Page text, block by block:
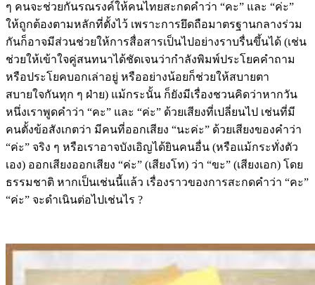
ๆ คนจะช่วยกันรณรงค์ให้คนไทยสะกดคำว่า “คะ” และ “ค่ะ”
ให้ถูกต้องตามหลักที่ตั้งไว้ เพราะการยึดถือมาตรฐานกลางร่วม
กันก็อาจมีส่วนช่วยให้การสื่อสารเป็นไปอย่างราบรื่นขึ้นได้ (เช่น
ช่วยให้เข้าใจคู่สนทนาได้ชัดเจนว่ากำลังพิมพ์ประโยคคำถาม
หรือประโยคบอกเล่าอยู่ หรืออย่างน้อยก็ช่วยให้สบายตา
สบายใจกันทุก ๆ ฝ่าย) แม้กระนั้น ก็ยังมีเรื่องชวนคิดว่าหากวัน
หนึ่งเราพูดคำว่า “คะ” และ “ค่ะ” ด้วยเสียงที่เปลี่ยนไป เช่นที่มี
คนตั้งข้อสังเกตว่า มีคนที่ออกเสียง “นะค่ะ” ด้วยเสียงของคำว่า
“ค่ะ” จริง ๆ หรือเราอาจบังเอิญได้ยินคนอื่น (หรือแม้กระทั่งตัว
เอง) ออกเสียงออกเสียง “ค่ะ” (เสียงโท) ว่า “ขะ” (เสียงเอก) โดย
ธรรมชาติ หากเป็นเช่นนี้แล้ว เรื่องราวของการสะกดคำว่า “คะ”
“ค่ะ” จะดำเนินต่อไปเช่นไร ?